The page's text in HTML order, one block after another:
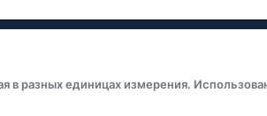
в разных единицах измерения.